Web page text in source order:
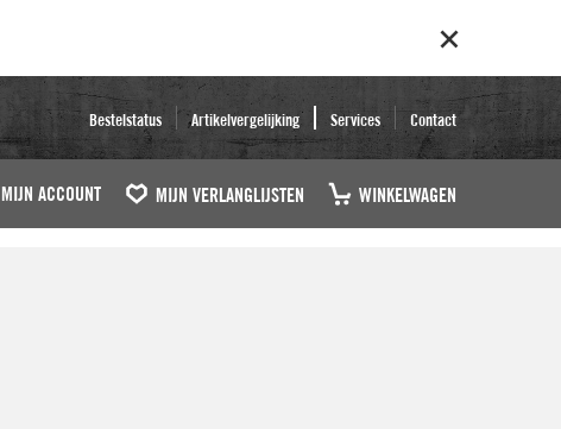
Bestelstatus Artikelvergelijking Services Contact
MIJN ACCOUNT MIJN VERLANGLIJSTEN WINKELWAGEN